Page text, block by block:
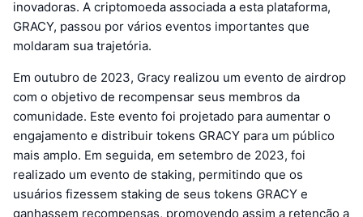
inovadoras. A criptomoeda associada a esta plataforma,
GRACY, passou por vários eventos importantes que
moldaram sua trajetória.
Em outubro de 2023, Gracy realizou um evento de airdrop
com o objetivo de recompensar seus membros da
comunidade. Este evento foi projetado para aumentar o
engajamento e distribuir tokens GRACY para um público
mais amplo. Em seguida, em setembro de 2023, foi
realizado um evento de staking, permitindo que os
usuários fizessem staking de seus tokens GRACY e
ganhassem recompensas, promovendo assim a retenção a